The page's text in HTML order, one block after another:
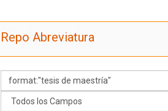
maestría"'
Repo Abreviatura